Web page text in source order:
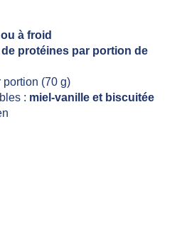
à froid
protéines par portion de
portion (70 g)
: miel-vanille et biscuitée